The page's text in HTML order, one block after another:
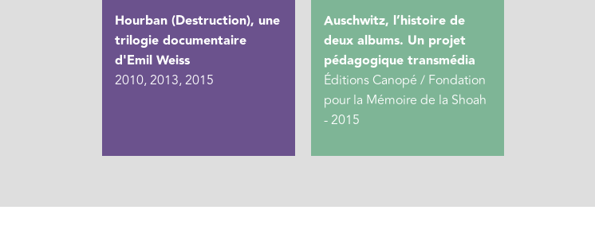
Hourban (Destruction), une
trilogie documentaire
d'Emil Weiss
2010, 2013, 2015
Auschwitz, l’histoire de
deux albums. Un projet
pédagogique transmédia
Éditions Canopé / Fondation
pour la Mémoire de la Shoah
- 2015